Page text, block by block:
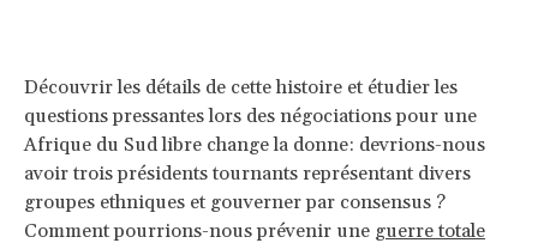
Découvrir les détails de cette histoire et étudier les
questions pressantes lors des négociations pour une
Afrique du Sud libre change la donne: devrions-nous
avoir trois présidents tournants représentant divers
groupes ethniques et gouverner par consensus ?
Comment pourrions-nous prévenir une guerre totale